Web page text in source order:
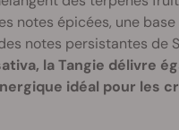
notes épicées, une
notes persistantes de
la Tangie délivre
idéal pour les